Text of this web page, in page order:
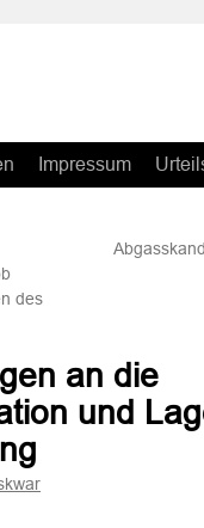
Impressum
des
an die
und